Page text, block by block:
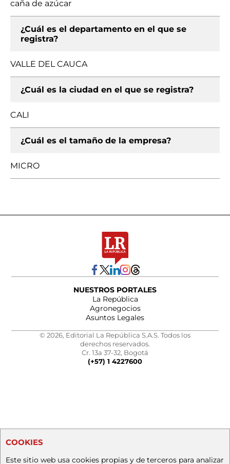
caña de azúcar
¿Cuál es el departamento en el que se
registra?
VALLE DEL CAUCA
¿Cuál es la ciudad en el que se registra?
CALI
¿Cuál es el tamaño de la empresa?
MICRO
NUESTROS PORTALES
La República
Agronegocios
Asuntos Legales
© 2026, Editorial La República S.A.S. Todos los
derechos reservados.
Cr. 13a 37-32, Bogotá
(+57) 1 4227600
COOKIES
Este sitio web usa cookies propias y de terceros para analizar